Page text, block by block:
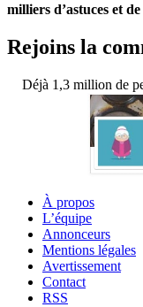
milliers d’astuces et
Rejoins la
Déjà 1,3 million de
À propos
L’équipe
Annonceurs
Mentions légales
Avertissement
Contact
RSS